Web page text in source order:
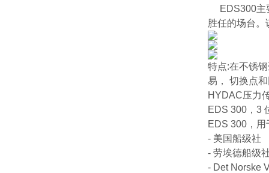
EDS300主
胜任的场台
特点:在不锈
易， 切换点
HYDAC压力
EDS 300，3
EDS 300，
- 美国船级社
- 劳埃德船级
- Det Norske